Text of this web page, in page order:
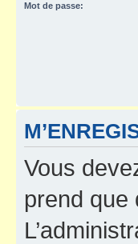
Mot de passe:
Vous
prend que